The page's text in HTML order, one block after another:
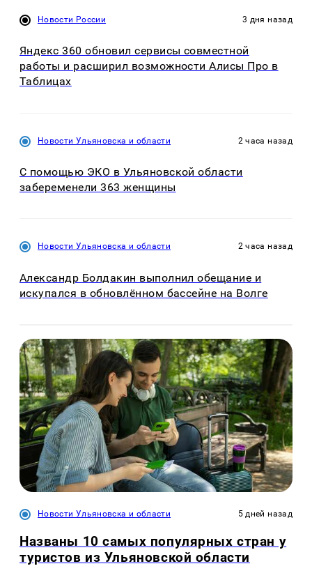
Новости России 3 дня назад
Яндекс 360 обновил сервисы совместной
работы и расширил возможности Алисы Про в
Таблицах
Новости Ульяновска и области 2 часа назад
С помощью ЭКО в Ульяновской области
забеременели 363 женщины
Новости Ульяновска и области 2 часа назад
Александр Болдакин выполнил обещание и
искупался в обновлённом бассейне на Волге
Новости Ульяновска и области 5 дней назад
Названы 10 самых популярных стран у
туристов из Ульяновской области